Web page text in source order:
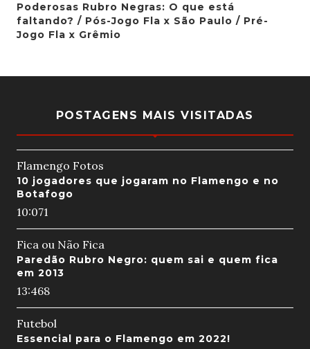
Poderosas Rubro Negras: O que está
faltando? / Pós-Jogo Fla x São Paulo / Pré-
Jogo Fla x Grêmio
POSTAGENS MAIS VISITADAS
Flamengo Fotos
10 jogadores que jogaram no Flamengo e no
Botafogo
10:071
Fica ou Não Fica
Paredão Rubro Negro: quem sai e quem fica
em 2013
13:468
Futebol
Essencial para o Flamengo em 2022!